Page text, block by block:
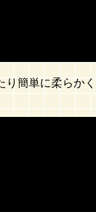
簡単に柔らかく